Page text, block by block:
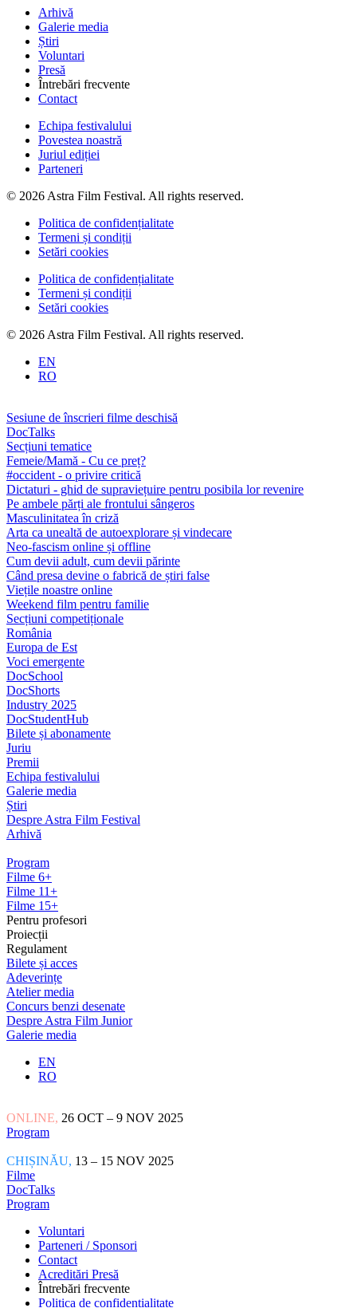
Arhivă
Galerie media
Știri
Voluntari
Presă
Întrebări frecvente
Contact
Echipa festivalului
Povestea noastră
Juriul ediției
Parteneri
© 2026 Astra Film Festival. All rights reserved.
Politica de confidențialitate
Termeni și condiții
Setări cookies
Politica de confidențialitate
Termeni și condiții
Setări cookies
© 2026 Astra Film Festival. All rights reserved.
EN
RO
Sesiune de înscrieri filme deschisă
DocTalks
Secțiuni tematice
Femeie/Mamă - Cu ce preț?
#occident - o privire critică
Dictaturi - ghid de supraviețuire pentru posibila lor revenire
Pe ambele părți ale frontului sângeros
Masculinitatea în criză
Arta ca unealtă de autoexplorare și vindecare
Neo-fascism online și offline
Cum devii adult, cum devii părinte
Când presa devine o fabrică de știri false
Viețile noastre online
Weekend film pentru familie
Secțiuni competiționale
România
Europa de Est
Voci emergente
DocSchool
DocShorts
Industry 2025
DocStudentHub
Bilete și abonamente
Juriu
Premii
Echipa festivalului
Galerie media
Știri
Despre Astra Film Festival
Arhivă
Program
Filme 6+
Filme 11+
Filme 15+
Pentru profesori
Proiecții
Regulament
Bilete și acces
Adeverințe
Atelier media
Concurs benzi desenate
Despre Astra Film Junior
Galerie media
EN
RO
ONLINE, 26 OCT – 9 NOV 2025
Program
CHIȘINĂU, 13 – 15 NOV 2025
Filme
DocTalks
Program
Voluntari
Parteneri / Sponsori
Contact
Acreditări Presă
Întrebări frecvente
Politica de confidențialitate